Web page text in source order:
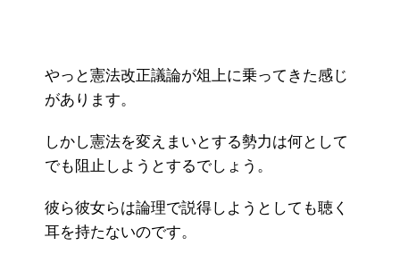
やっと憲法改正議論が俎上に乗ってきた感じ
があります。
しかし憲法を変えまいとする勢力は何として
でも阻止しようとするでしょう。
彼ら彼女らは論理で説得しようとしても聴く
耳を持たないのです。